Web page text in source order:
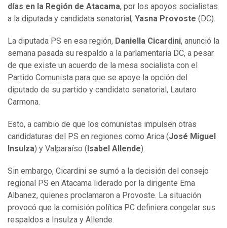
días en la Región de Atacama, por los apoyos socialistas
a la diputada y candidata senatorial, Yasna Provoste (DC).
La diputada PS en esa región, Daniella Cicardini, anunció la
semana pasada su respaldo a la parlamentaria DC, a pesar
de que existe un acuerdo de la mesa socialista con el
Partido Comunista para que se apoye la opción del
diputado de su partido y candidato senatorial, Lautaro
Carmona.
Esto, a cambio de que los comunistas impulsen otras
candidaturas del PS en regiones como Arica (José Miguel
Insulza) y Valparaíso ( Isabel Allende).
Sin embargo, Cicardini se sumó a la decisión del consejo
regional PS en Atacama liderado por la dirigente Ema
Albanez, quienes proclamaron a Provoste. La situación
provocó que la comisión política PC definiera congelar sus
respaldos a Insulza y Allende.